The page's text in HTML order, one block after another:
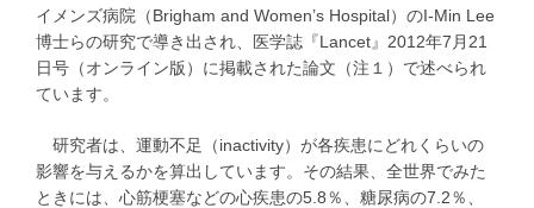
イメンズ病院（Brigham and Women’s Hospital）のI-Min Lee
博士らの研究で導き出され、医学誌『Lancet』2012年7月21
日号（オンライン版）に掲載された論文（注１）で述べられ
ています。
研究者は、運動不足（inactivity）が各疾患にどれくらいの
影響を与えるかを算出しています。その結果、全世界でみた
ときには、心筋梗塞などの心疾患の5.8％、糖尿病の7.2％、